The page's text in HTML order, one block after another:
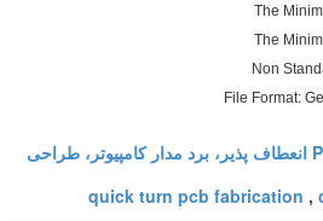
PCB انعطاف پذیر سخت، PCB انعطاف پذیر، برد مدار کامپیوتر، طراحی
,
quick turn pcb fabrication